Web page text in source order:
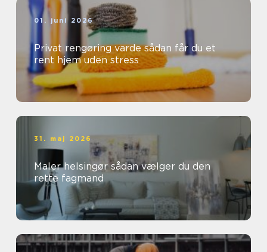
01. juni 2026
Privat rengøring varde sådan får du et
rent hjem uden stress
31. maj 2026
Maler helsingør sådan vælger du den
rette fagmand